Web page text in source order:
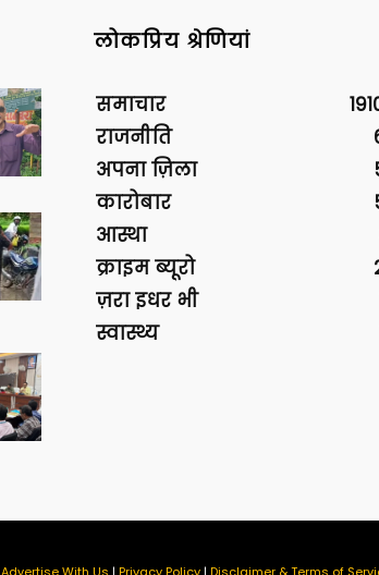
लोकप्रिय श्रेणियां
समाचार
राजनीति
अपना ज़िला
कारोबार
आस्था
क्राइम ब्यूरो
ज़रा इधर भी
स्वास्थ्य
Advertise With Us | Privacy Policy| Disclaimer & Terms of